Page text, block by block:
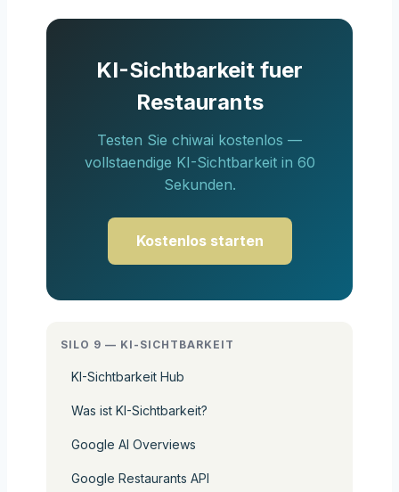
KI-Sichtbarkeit fuer
Restaurants
Testen Sie chiwai kostenlos —
vollstaendige KI-Sichtbarkeit in 60
Sekunden.
Kostenlos starten
SILO 9 — KI-SICHTBARKEIT
KI-Sichtbarkeit Hub
Was ist KI-Sichtbarkeit?
Google AI Overviews
Google Restaurants API